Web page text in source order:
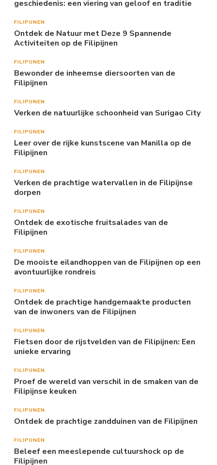
geschiedenis: een viering van geloof en traditie
FILIPIJNEN
Ontdek de Natuur met Deze 9 Spannende
Activiteiten op de Filipijnen
FILIPIJNEN
Bewonder de inheemse diersoorten van de
Filipijnen
FILIPIJNEN
Verken de natuurlijke schoonheid van Surigao City
FILIPIJNEN
Leer over de rijke kunstscene van Manilla op de
Filipijnen
FILIPIJNEN
Verken de prachtige watervallen in de Filipijnse
dorpen
FILIPIJNEN
Ontdek de exotische fruitsalades van de
Filipijnen
FILIPIJNEN
De mooiste eilandhoppen van de Filipijnen op een
avontuurlijke rondreis
FILIPIJNEN
Ontdek de prachtige handgemaakte producten
van de inwoners van de Filipijnen
FILIPIJNEN
Fietsen door de rijstvelden van de Filipijnen: Een
unieke ervaring
FILIPIJNEN
Proef de wereld van verschil in de smaken van de
Filipijnse keuken
FILIPIJNEN
Ontdek de prachtige zandduinen van de Filipijnen
FILIPIJNEN
Beleef een meeslepende cultuurshock op de
Filipijnen